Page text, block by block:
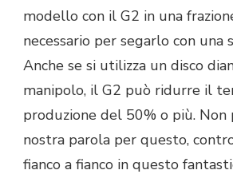
modello con il G2 in una
necessario per segarlo con una
Anche se si utilizza un disco
manipolo, il G2 può ridurre il
produzione del 50% o più. Non
nostra parola per questo,
fianco a fianco in questo